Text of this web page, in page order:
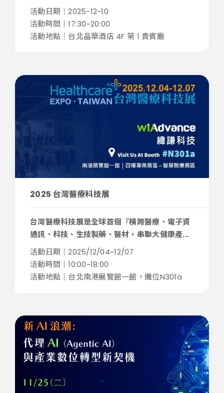
活動日期｜2025-12-10
活動時間｜17:30~20:00
活動地點｜台北晶華酒店 4F 第 1 貴賓廳
2025 台灣醫療科技展
台灣醫療科技展是全球首個『橫跨醫療、電子資
通訊、科技、生技製藥、醫材，串聯大健康產...
活動日期｜2025/12/04~12/07
活動時間｜10:00~18:00
活動地點｜台北南港展覽館一館，攤位N301a